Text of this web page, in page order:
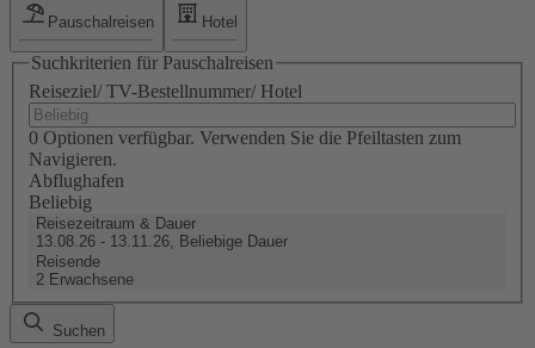
Pauschalreisen Hotel
Suchkriterien für Pauschalreisen
Reiseziel/ TV-Bestellnummer/ Hotel
0 Optionen verfügbar. Verwenden Sie die Pfeiltasten zum
Navigieren.
Abflughafen
Beliebig
Reisezeitraum & Dauer
13.08.26 - 13.11.26, Beliebige Dauer
Reisende
2 Erwachsene
Suchen